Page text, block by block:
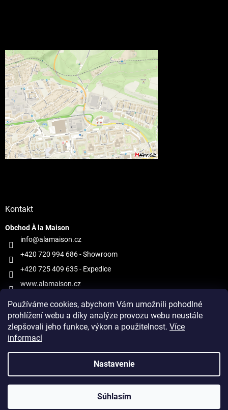
Používáme cookies, abychom Vám umožnili pohodlné
prohlížení webu a díky analýze provozu webu neustále
zlepšovali jeho funkce, výkon a použitelnost. Více
informací
Nastavenie
Súhlasím
Kontakt
Obchod À la Maison
info@alamaison.cz
+420 720 994 686- Showroom
+420 725 409 635- Expedice
www.alamaison.cz
nastavenie cookies